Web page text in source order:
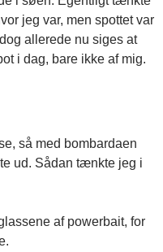
jeg var, men spottet var
allerede nu siges at
i dag, bare ikke af mig.
så med bombardaen
ud. Sådan tænkte jeg i
af powerbait, for